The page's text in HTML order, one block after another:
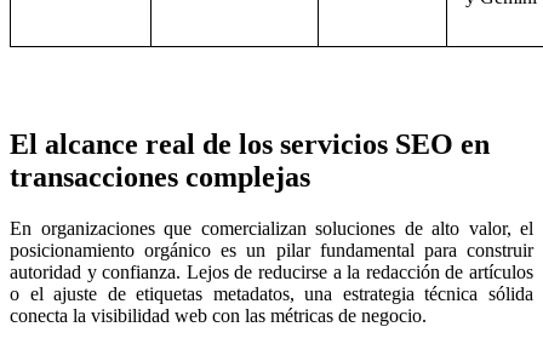
El alcance real de los servicios SEO en
transacciones complejas
En organizaciones que comercializan soluciones de alto valor, el
posicionamiento orgánico es un pilar fundamental para construir
autoridad y confianza. Lejos de reducirse a la redacción de artículos
o el ajuste de etiquetas metadatos, una estrategia técnica sólida
conecta la visibilidad web con las métricas de negocio.